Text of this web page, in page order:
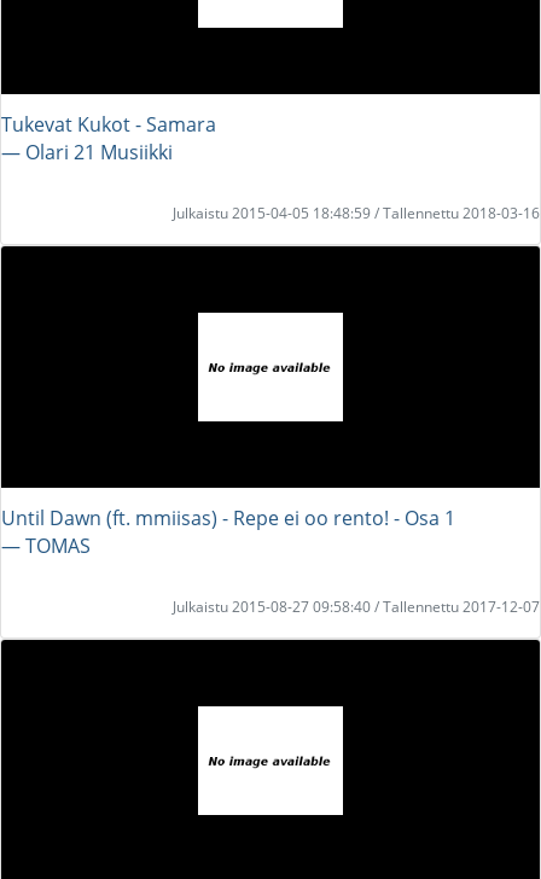
Tukevat Kukot - Samara
― Olari 21 Musiikki
Julkaistu 2015-04-05 18:48:59 / Tallennettu 2018-03-16
Until Dawn (ft. mmiisas) - Repe ei oo rento! - Osa 1
― TOMAS
Julkaistu 2015-08-27 09:58:40 / Tallennettu 2017-12-07